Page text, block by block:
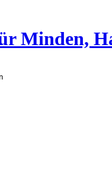
Minden,